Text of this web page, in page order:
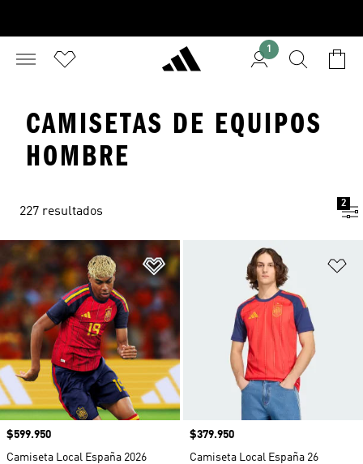
1
CAMISETAS DE EQUIPOS
HOMBRE
227 resultados
2
Añadir a la lista de deseos
Precio
$599.950
Camiseta Local España 2026
Precio
$379.950
Camiseta Local España 26